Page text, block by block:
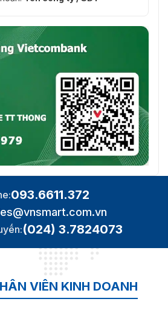
kg
kg
093.6611.372
(024) 3.7824073
VIÊN KINH DOANH